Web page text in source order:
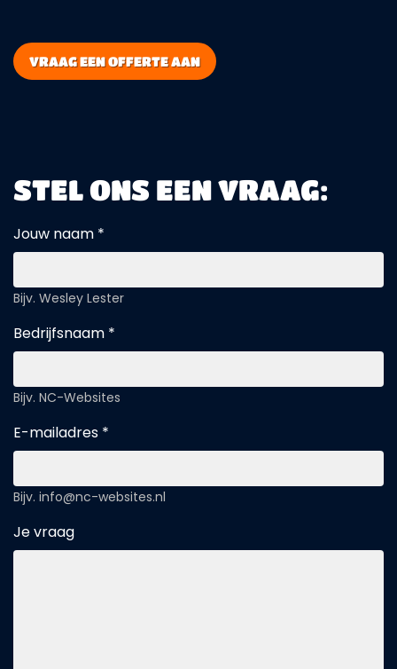
VRAAG EEN OFFERTE AAN
STEL ONS EEN VRAAG:
Jouw naam *
Bijv. Wesley Lester
Bedrijfsnaam *
Bijv. NC-Websites
E-mailadres *
Bijv. info@nc-websites.nl
Je vraag